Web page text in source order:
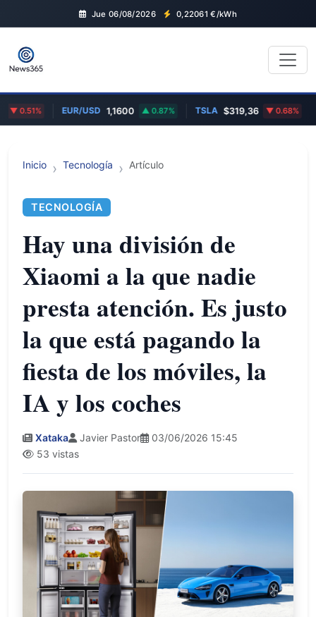
Jue 06/08/2026 0,22061 €/kWh
0.51% EUR/USD 1,1600 0.87% TSLA $319,36 0.68%
Inicio Tecnología Artículo
TECNOLOGÍA
Hay una división de
Xiaomi a la que nadie
presta atención. Es justo
la que está pagando la
fiesta de los móviles, la
IA y los coches
Xataka Javier Pastor
03/06/2026 15:45
53 vistas